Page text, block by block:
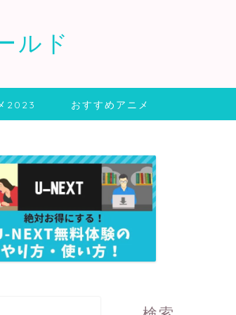
ルド
2023 おすすめアニメ